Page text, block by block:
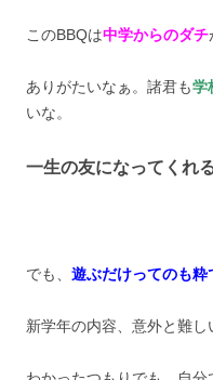
このBBQは中学からのダチ
ありがたいなぁ。諸君も学
いな。
一生の友になってくれ
でも、 遊ぶだけってのも粋
新学年の内容、意外と難し